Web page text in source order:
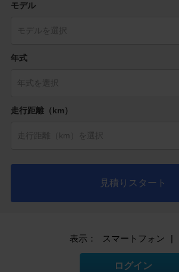
モデル
年式
走行距離（km）
見積りスタート
表示： スマートフォン |
ログイン